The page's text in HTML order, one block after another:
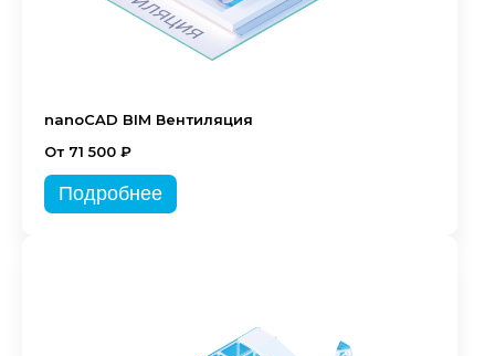
nanoCAD BIM Вентиляция
От 71 500 ₽
Подробнее